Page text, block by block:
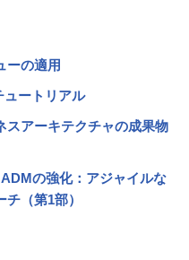
ーの適用
ートリアル
スアーキテクチャの成果物
の強化：アジャイルな
（第1部）